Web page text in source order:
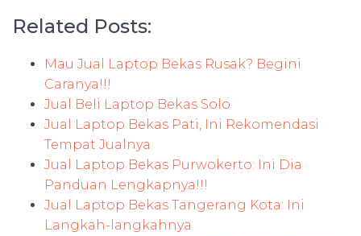
Related Posts:
Mau Jual Laptop Bekas Rusak? Begini
Caranya!!!
Jual Beli Laptop Bekas Solo
Jual Laptop Bekas Pati, Ini Rekomendasi
Tempat Jualnya
Jual Laptop Bekas Purwokerto: Ini Dia
Panduan Lengkapnya!!!
Jual Laptop Bekas Tangerang Kota: Ini
Langkah-langkahnya